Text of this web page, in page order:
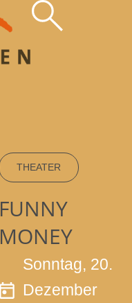
THEATER
FUNNY
MONEY
Sonntag, 20.
Dezember